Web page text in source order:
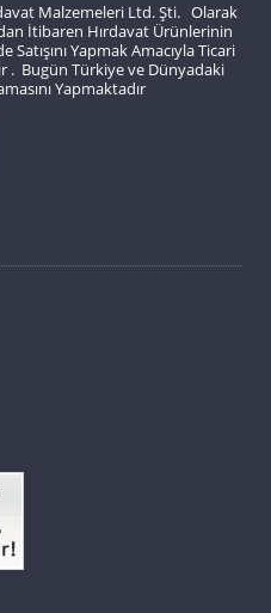
Malzemeleri Ltd. Şti. Olarak
İtibaren Hırdavat Ürünlerinin
Yapmak Amacıyla Ticari
. Bugün Türkiye ve Dünyadaki
Yapmaktadır